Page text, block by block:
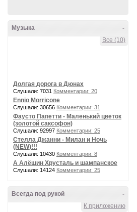
-
Музыка
Все (10)
Долгая дорога в Дюнах
Слушали: 7031 Комментарии: 20
Ennio Morricone
Слушали: 30656 Комментарии: 31
Фаусто Папетти - Маленький цветок
(золотой саксофон)
Слушали: 92997 Комментарии: 25
Стелла Джанни - Милан и Ночь
(NEW)!!!
Слушали: 10430 Комментарии: 8
А Алёшин Хрусталь и шампанское
Слушали: 14124 Комментарии: 25
-
Всегда под рукой
К приложению